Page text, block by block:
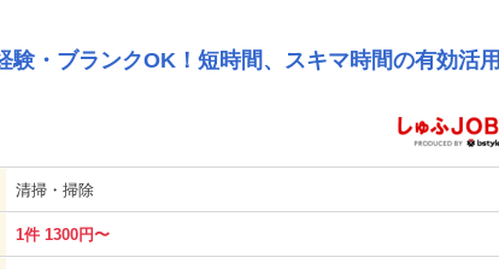
・ブランクOK！短時間、スキマ時間の有効活用
清掃・掃除
1件 1300円〜